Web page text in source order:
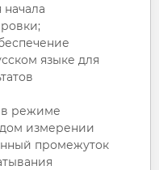
языке для
режиме
измерении
промежуток